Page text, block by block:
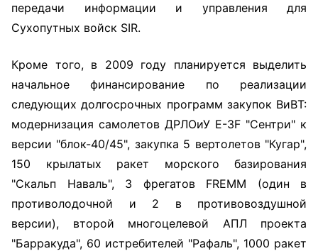
передачи информации и управления для
Сухопутных войск SIR.
Кроме того, в 2009 году планируется выделить
начальное финансирование по реализации
следующих долгосрочных программ закупок ВиВТ:
модернизация самолетов ДРЛОиУ E-3F "Сентри" к
версии "блок-40/45", закупка 5 вертолетов "Кугар",
150 крылатых ракет морского базирования
"Скальп Наваль", 3 фрегатов FREMM (один в
противолодочной и 2 в противовоздушной
версии), второй многоцелевой АПЛ проекта
"Барракуда", 60 истребителей "Рафаль", 1000 ракет